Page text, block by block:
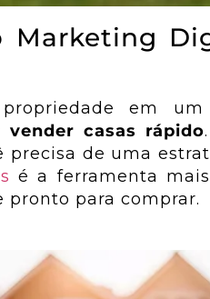
Marketing
em
vender casas rápido
precisa de uma
é a ferramenta
para comprar.